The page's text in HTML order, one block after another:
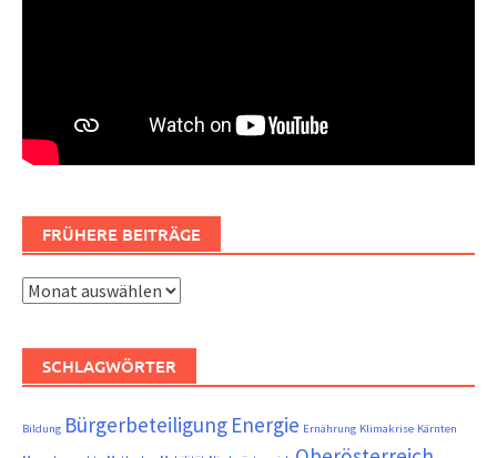
FRÜHERE BEITRÄGE
Frühere
SCHLAGWÖRTER
Bildung Bürgerbeteiligung Energie Ernährung Klimakrise Kärnten